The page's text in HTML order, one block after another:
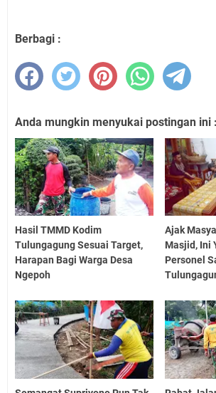
Berbagi :
Anda mungkin menyukai postingan ini :
Hasil TMMD Kodim
Tulungagung Sesuai Target,
Harapan Bagi Warga Desa
Ngepoh
Ajak
Masjid, Ini
Personel